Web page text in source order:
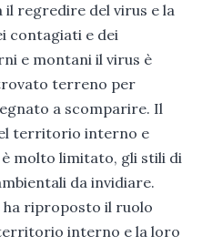
il regredire del virus e la
contagiati e dei
e montani il virus è
terreno per
a scomparire. Il
territorio interno e
molto limitato, gli stili di
da invidiare.
ha riproposto il ruolo
interno e la loro